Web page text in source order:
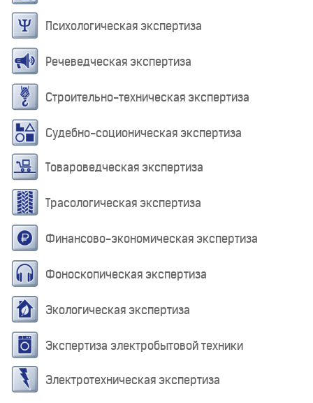
Психологическая экспертиза
Речеведческая экспертиза
Строительно-техническая экспертиза
Судебно-соционическая экспертиза
Товароведческая экспертиза
Трасологическая экспертиза
Финансово-экономическая экспертиза
Фоноскопическая экспертиза
Экологическая экспертиза
Экспертиза электробытовой техники
Электротехническая экспертиза